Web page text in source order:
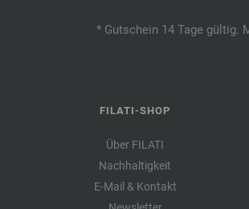
* Gutschein 14 Tage gültig.
FILATI-SHOP
Über FILATI
Nachhaltigkeit
E-Mail & Kontakt